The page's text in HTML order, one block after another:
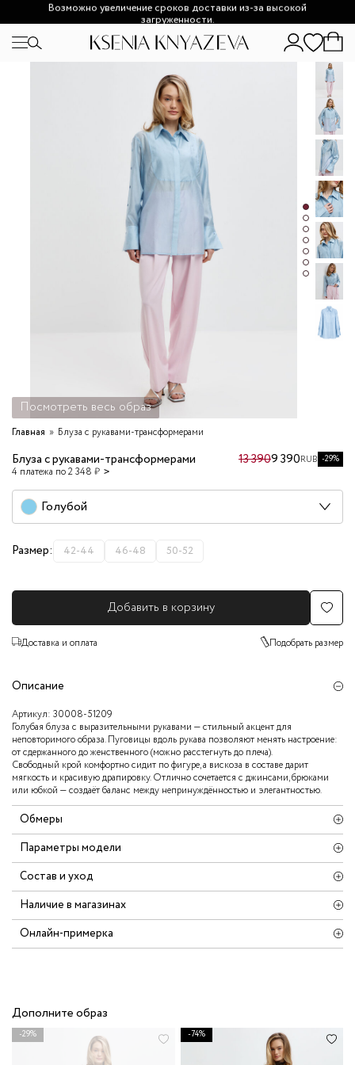
Возможно увеличение сроков доставки из-за высокой
загруженности.
Посмотреть весь образ
Главная Блуза с рукавами-трансформерами
Блуза с рукавами-трансформерами
4 платежа по 2 348 ₽
13 3909 390RUB -29%
Голубой
Размер: 42-44 46-48 50-52
Добавить в корзину
Доставка и оплата Подобрать размер
Описание
Артикул: 30008-51209
Голубая блуза с выразительными рукавами — стильный акцент для
неповторимого образа. Пуговицы вдоль рукава позволяют менять настроение:
от сдержанного до женственного (можно расстегнуть до плеча).
Свободный крой комфортно сидит по фигуре, а вискоза в составе дарит
мягкость и красивую драпировку. Отлично сочетается с джинсами, брюками
или юбкой — создаёт баланс между непринуждённостью и элегантностью.
Обмеры
Параметры модели
Состав и уход
Наличие в магазинах
Онлайн-примерка
Дополните образ
-29% -74%